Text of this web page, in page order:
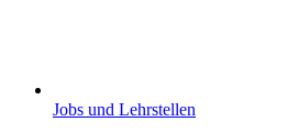
Jobs und Lehrstellen